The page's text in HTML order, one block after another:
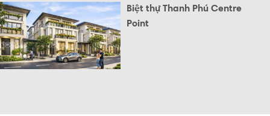
Biệt thự Thanh Phú Centre
Point